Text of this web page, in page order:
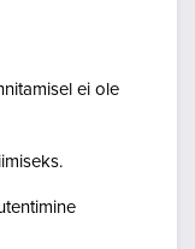
ei ole